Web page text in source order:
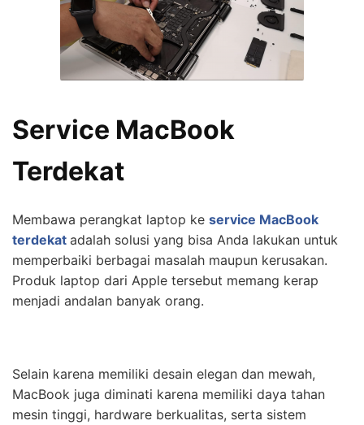
Service MacBook
Terdekat
Membawa perangkat laptop ke service MacBook
terdekat adalah solusi yang bisa Anda lakukan untuk
memperbaiki berbagai masalah maupun kerusakan.
Produk laptop dari Apple tersebut memang kerap
menjadi andalan banyak orang.
Selain karena memiliki desain elegan dan mewah,
MacBook juga diminati karena memiliki daya tahan
mesin tinggi, hardware berkualitas, serta sistem